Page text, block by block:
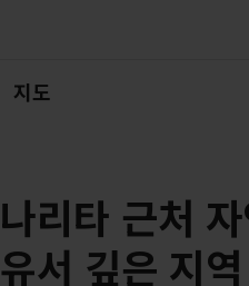
지도
나리타 근처
유서 깊은 지역